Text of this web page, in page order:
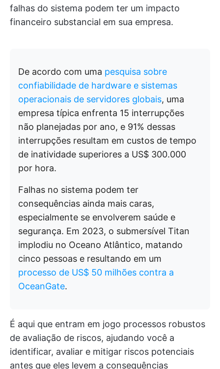
falhas do sistema podem ter um impacto
financeiro substancial em sua empresa.
De acordo com uma pesquisa sobre
confiabilidade de hardware e sistemas
operacionais de servidores globais, uma
empresa típica enfrenta 15 interrupções
não planejadas por ano, e 91% dessas
interrupções resultam em custos de tempo
de inatividade superiores a US$ 300.000
por hora.
Falhas no sistema podem ter
consequências ainda mais caras,
especialmente se envolverem saúde e
segurança. Em 2023, o submersível Titan
implodiu no Oceano Atlântico, matando
cinco pessoas e resultando em um
processo de US$ 50 milhões contra a
OceanGate.
É aqui que entram em jogo processos robustos
de avaliação de riscos, ajudando você a
identificar, avaliar e mitigar riscos potenciais
antes que eles levem a consequências